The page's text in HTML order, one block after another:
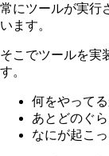
常にツールが実行
います。
そこでツールを実
す。
何をやって
あとどのぐ
なにが起こ